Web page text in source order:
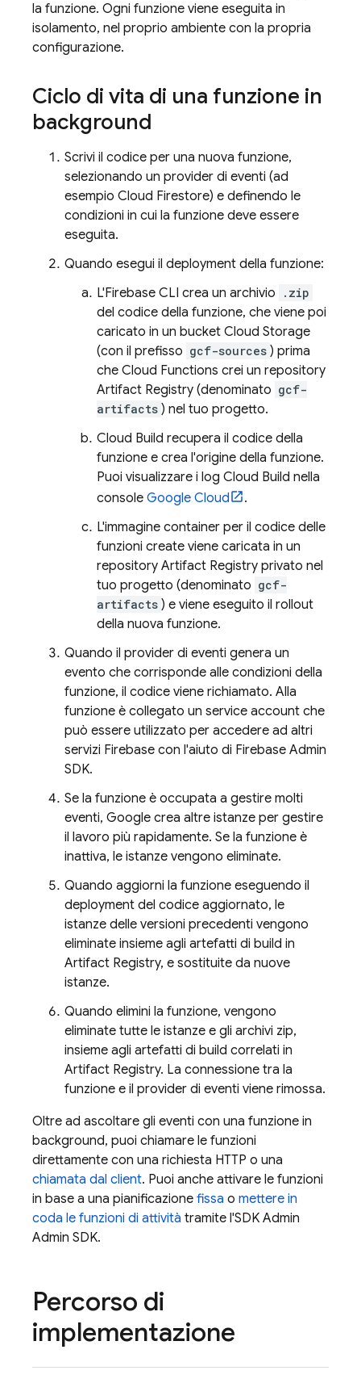
la funzione. Ogni funzione viene eseguita in
isolamento, nel proprio ambiente con la propria
configurazione.
Ciclo di vita di una funzione in
background
Scrivi il codice per una nuova funzione,
selezionando un provider di eventi (ad
esempio Cloud Firestore) e definendo le
condizioni in cui la funzione deve essere
eseguita.
Quando esegui il deployment della funzione:
L'Firebase CLI crea un archivio .zip
del codice della funzione, che viene poi
caricato in un bucket Cloud Storage
(con il prefisso gcf-sources ) prima
che Cloud Functions crei un repository
Artifact Registry (denominato gcf-
artifacts ) nel tuo progetto.
Cloud Build recupera il codice della
funzione e crea l'origine della funzione.
Puoi visualizzare i log Cloud Build nella
console Google Cloud
.
L'immagine container per il codice delle
funzioni create viene caricata in un
repository Artifact Registry privato nel
tuo progetto (denominato gcf-
artifacts ) e viene eseguito il rollout
della nuova funzione.
Quando il provider di eventi genera un
evento che corrisponde alle condizioni della
funzione, il codice viene richiamato. Alla
funzione è collegato un service account che
può essere utilizzato per accedere ad altri
servizi Firebase con l'aiuto di Firebase Admin
SDK.
Se la funzione è occupata a gestire molti
eventi, Google crea altre istanze per gestire
il lavoro più rapidamente. Se la funzione è
inattiva, le istanze vengono eliminate.
Quando aggiorni la funzione eseguendo il
deployment del codice aggiornato, le
istanze delle versioni precedenti vengono
eliminate insieme agli artefatti di build in
Artifact Registry, e sostituite da nuove
istanze.
Quando elimini la funzione, vengono
eliminate tutte le istanze e gli archivi zip,
insieme agli artefatti di build correlati in
Artifact Registry. La connessione tra la
funzione e il provider di eventi viene rimossa.
Oltre ad ascoltare gli eventi con una funzione in
background, puoi chiamare le funzioni
direttamente con una richiesta HTTP o una
chiamata dal client. Puoi anche attivare le funzioni
in base a una pianificazione fissa o mettere in
coda le funzioni di attività tramite l'SDK Admin
Admin SDK.
Percorso di
implementazione